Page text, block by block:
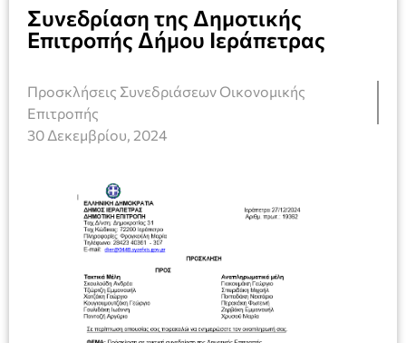
Συνεδρίαση της Δημοτικής
Επιτροπής Δήμου Ιεράπετρας
Προσκλήσεις Συνεδριάσεων Οικονομικής
Επιτροπής
30 Δεκεμβρίου, 2024